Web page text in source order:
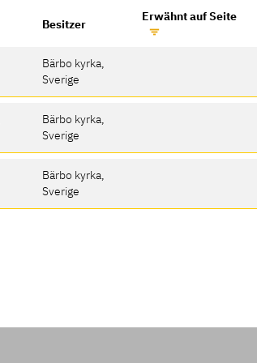
Besitzer
Erwähnt auf Seite
Bärbo kyrka,
Sverige
Bärbo kyrka,
Sverige
Bärbo kyrka,
Sverige